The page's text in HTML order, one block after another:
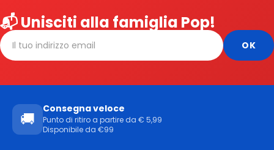
📬 Unisciti alla famiglia Pop!
🚚
Consegna veloce
Punto di ritiro a partire da € 5,99
Disponibile da €99